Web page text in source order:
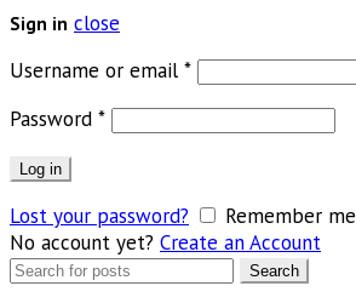
Sign in close
Username or email *Обязательно
Password *Обязательно
Log in
Lost your password?
Remember me
No account yet? Create an Account
Search
Search